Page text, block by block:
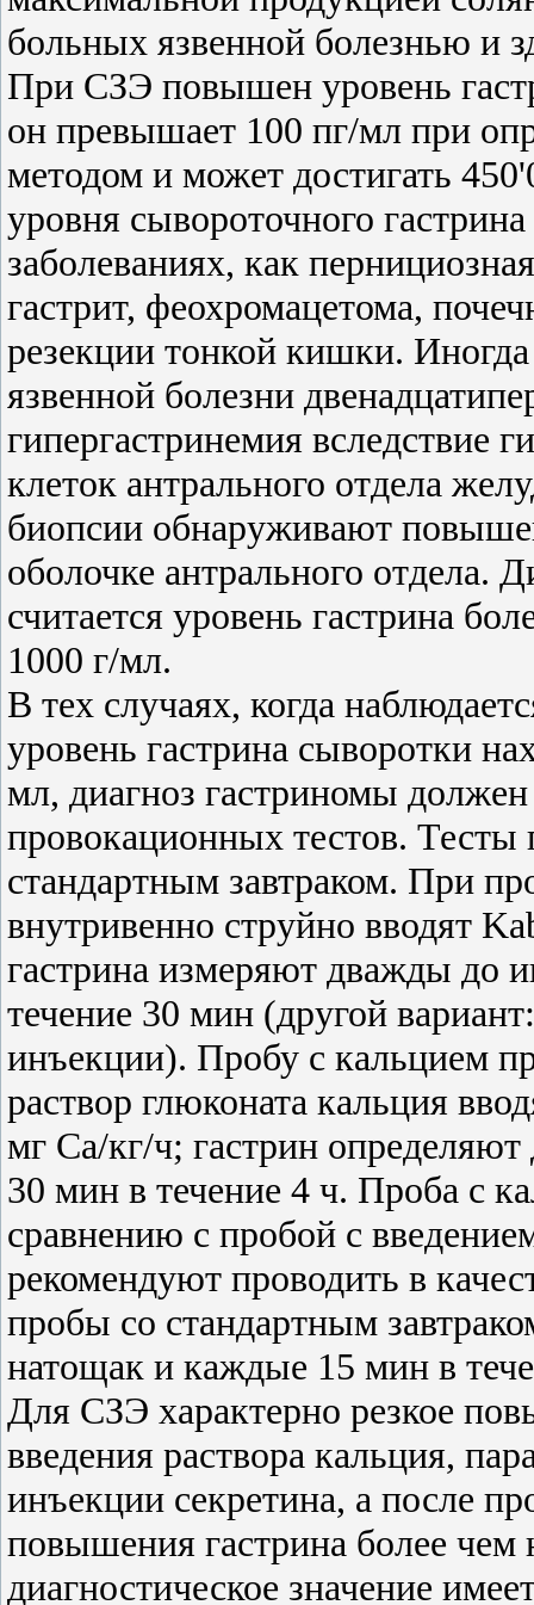
больных язвенной болезнью и
При СЗЭ повышен уровень
он превышает 100 пг/мл при
методом и может достигать
уровня сывороточного
заболеваниях, как
гастрит, феохромацетома,
резекции тонкой кишки.
язвенной болезни
гипергастринемия вследствие
клеток антрального отдела
биопсии обнаруживают
оболочке антрального
считается уровень гастрина
1000 г/мл.
В тех случаях, когда
уровень гастрина сыворотки
мл, диагноз гастриномы
провокационных тестов. Тесты
стандартным завтраком. При
внутривенно струйно вводят
гастрина измеряют дважды до
течение 30 мин (другой
инъекции). Пробу с кальцием
раствор глюконата кальция
мг Ca/кг/ч; гастрин
30 мин в течение 4 ч. Проба с
сравнению с пробой с
рекомендуют проводить в
пробы со стандартным
натощак и каждые 15 мин в
Для СЗЭ характерно резкое
введения раствора кальция,
инъекции секретина, а после
повышения гастрина более
диагностическое значение